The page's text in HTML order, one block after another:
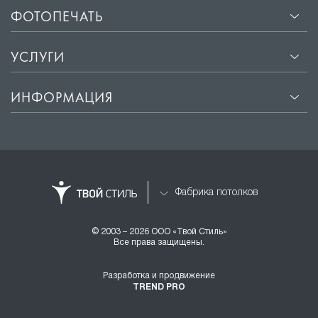
ФОТОПЕЧАТЬ
УСЛУГИ
ИНФОРМАЦИЯ
Фабрика потолков
© 2003 – 2026 ООО «Твой Стиль»
Все права защищены.
Разработка и продвижение
TREND PRO